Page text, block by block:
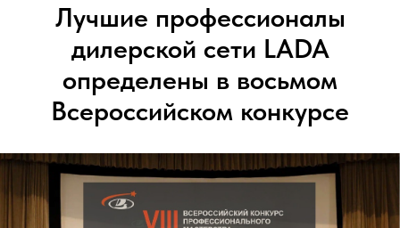
Лучшие профессионалы
дилерской сети LADA
определены в восьмом
Всероссийском конкурсе